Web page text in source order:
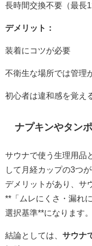
長時間交換不要（最長
デメリット：
装着にコツが必要
不衛生な場所では管理
初心者は違和感を覚え
ナプキンやタン
サウナで使う生理用品
して月経カップの3つ
デメリットがあり、サ
**「ムレにくさ・漏れ
選択基準**になります。
結論としては、 サウナ